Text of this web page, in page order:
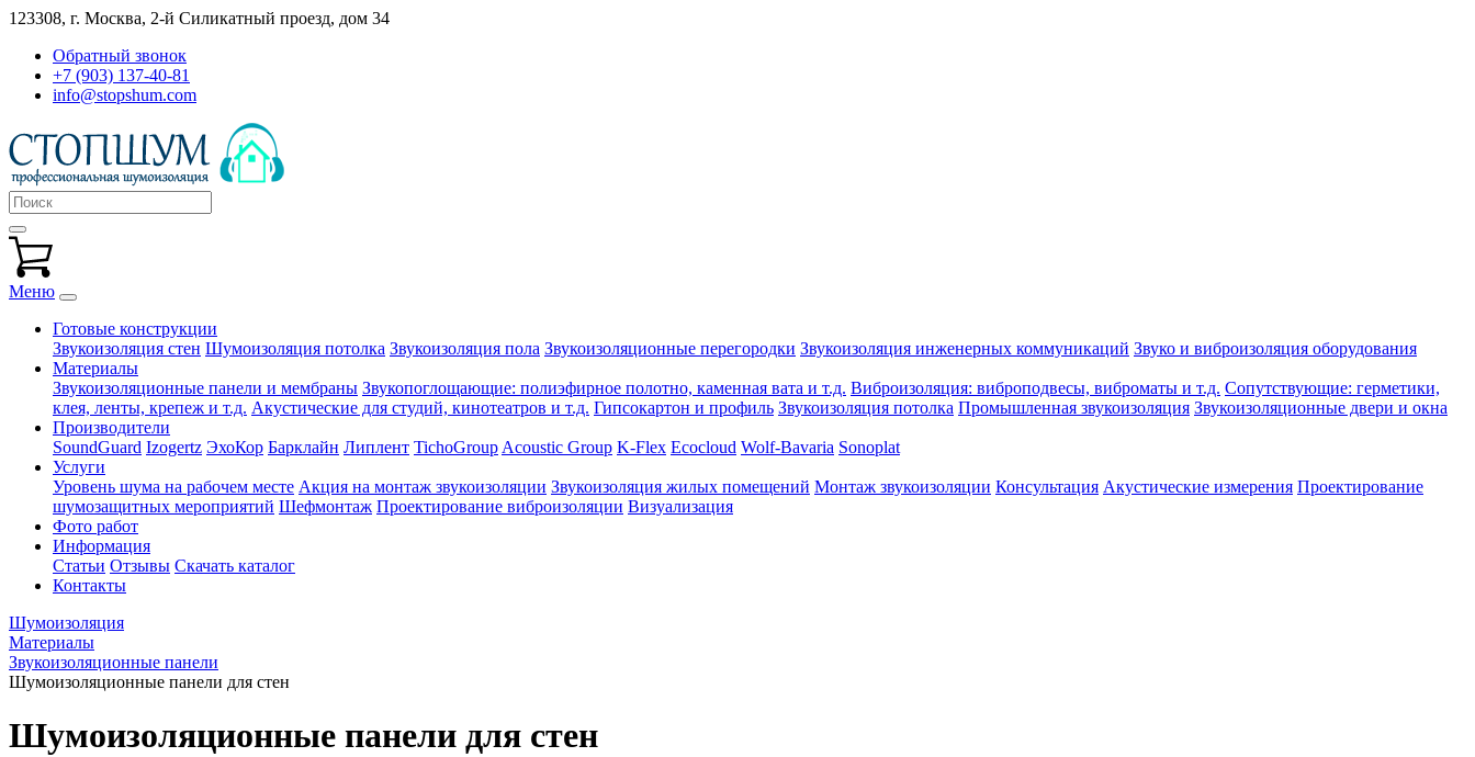
123308, г. Москва, 2-й Силикатный проезд, дом 34
Обратный звонок
+7 (903) 137-40-81
info@stopshum.com
Меню
Готовые конструкции
Звукоизоляция стен Шумоизоляция потолка Звукоизоляция пола Звукоизоляционные перегородки Звукоизоляция инженерных коммуникаций Звуко и виброизоляция оборудования
Материалы
Звукоизоляционные панели и мембраны Звукопоглощающие: полиэфирное полотно, каменная вата и т.д. Виброизоляция: виброподвесы, виброматы и т.д. Сопутствующие: герметики,
клея, ленты, крепеж и т.д. Акустические для студий, кинотеатров и т.д. Гипсокартон и профиль Звукоизоляция потолка Промышленная звукоизоляция Звукоизоляционные двери и окна
Производители
SoundGuard Izogertz ЭхоКор Барклайн Липлент TichoGroup Acoustic Group K-Flex Ecocloud Wolf-Bavaria Sonoplat
Услуги
Уровень шума на рабочем месте Акция на монтаж звукоизоляции Звукоизоляция жилых помещений Монтаж звукоизоляции Консультация Акустические измерения Проектирование
шумозащитных мероприятий Шефмонтаж Проектирование виброизоляции Визуализация
Фото работ
Информация
Статьи Отзывы Скачать каталог
Контакты
Шумоизоляция
Материалы
Звукоизоляционные панели
Шумоизоляционные панели для стен
Шумоизоляционные панели для стен